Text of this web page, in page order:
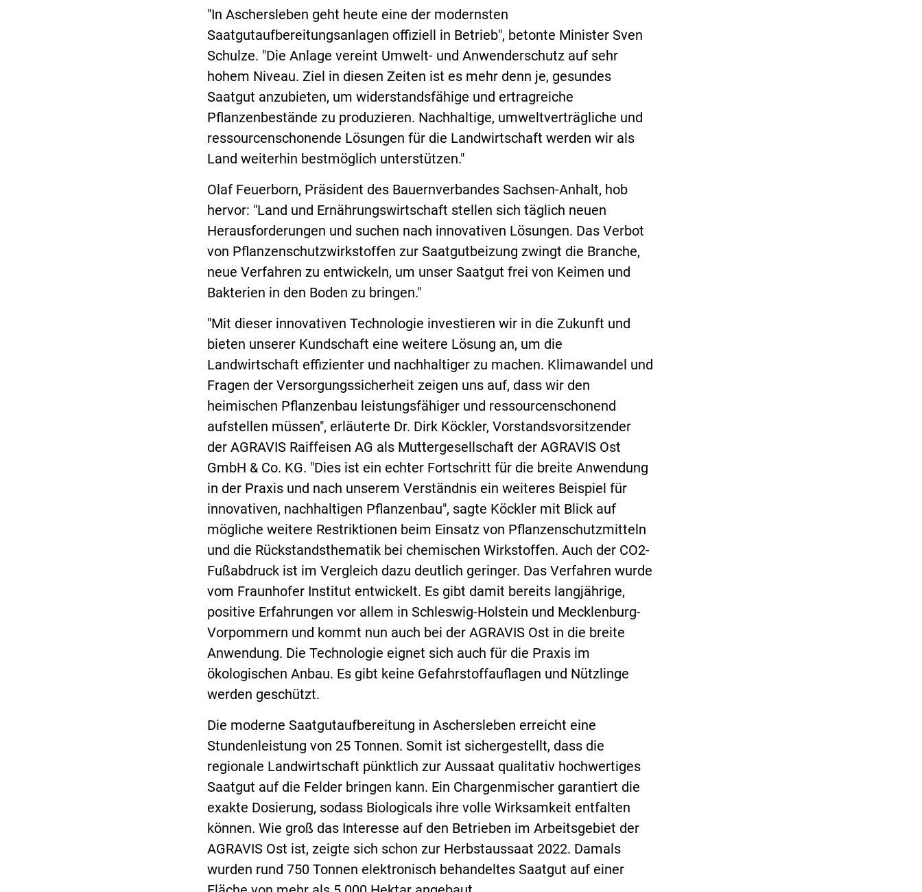
"In Aschersleben geht heute eine der modernsten
Saatgutaufbereitungsanlagen offiziell in Betrieb", betonte Minister Sven
Schulze. "Die Anlage vereint Umwelt- und Anwenderschutz auf sehr
hohem Niveau. Ziel in diesen Zeiten ist es mehr denn je, gesundes
Saatgut anzubieten, um widerstandsfähige und ertragreiche
Pflanzenbestände zu produzieren. Nachhaltige, umweltverträgliche und
ressourcenschonende Lösungen für die Landwirtschaft werden wir als
Land weiterhin bestmöglich unterstützen."
Olaf Feuerborn, Präsident des Bauernverbandes Sachsen-Anhalt, hob
hervor: "Land und Ernährungswirtschaft stellen sich täglich neuen
Herausforderungen und suchen nach innovativen Lösungen. Das Verbot
von Pflanzenschutzwirkstoffen zur Saatgutbeizung zwingt die Branche,
neue Verfahren zu entwickeln, um unser Saatgut frei von Keimen und
Bakterien in den Boden zu bringen."
"Mit dieser innovativen Technologie investieren wir in die Zukunft und
bieten unserer Kundschaft eine weitere Lösung an, um die
Landwirtschaft effizienter und nachhaltiger zu machen. Klimawandel und
Fragen der Versorgungssicherheit zeigen uns auf, dass wir den
heimischen Pflanzenbau leistungsfähiger und ressourcenschonend
aufstellen müssen", erläuterte Dr. Dirk Köckler, Vorstandsvorsitzender
der AGRAVIS Raiffeisen AG als Muttergesellschaft der AGRAVIS Ost
GmbH & Co. KG. "Dies ist ein echter Fortschritt für die breite Anwendung
in der Praxis und nach unserem Verständnis ein weiteres Beispiel für
innovativen, nachhaltigen Pflanzenbau", sagte Köckler mit Blick auf
mögliche weitere Restriktionen beim Einsatz von Pflanzenschutzmitteln
und die Rückstandsthematik bei chemischen Wirkstoffen. Auch der CO2-
Fußabdruck ist im Vergleich dazu deutlich geringer. Das Verfahren wurde
vom Fraunhofer Institut entwickelt. Es gibt damit bereits langjährige,
positive Erfahrungen vor allem in Schleswig-Holstein und Mecklenburg-
Vorpommern und kommt nun auch bei der AGRAVIS Ost in die breite
Anwendung. Die Technologie eignet sich auch für die Praxis im
ökologischen Anbau. Es gibt keine Gefahrstoffauflagen und Nützlinge
werden geschützt.
Die moderne Saatgutaufbereitung in Aschersleben erreicht eine
Stundenleistung von 25 Tonnen. Somit ist sichergestellt, dass die
regionale Landwirtschaft pünktlich zur Aussaat qualitativ hochwertiges
Saatgut auf die Felder bringen kann. Ein Chargenmischer garantiert die
exakte Dosierung, sodass Biologicals ihre volle Wirksamkeit entfalten
können. Wie groß das Interesse auf den Betrieben im Arbeitsgebiet der
AGRAVIS Ost ist, zeigte sich schon zur Herbstaussaat 2022. Damals
wurden rund 750 Tonnen elektronisch behandeltes Saatgut auf einer